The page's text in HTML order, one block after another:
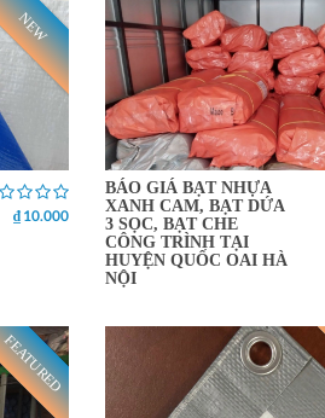
NEW
₫ 10.000
BÁO GIÁ BẠT NHỰA
XANH CAM, BẠT DỨA
3 SỌC, BẠT CHE
CÔNG TRÌNH TẠI
HUYỆN QUỐC OAI HÀ
NỘI
FEATURED